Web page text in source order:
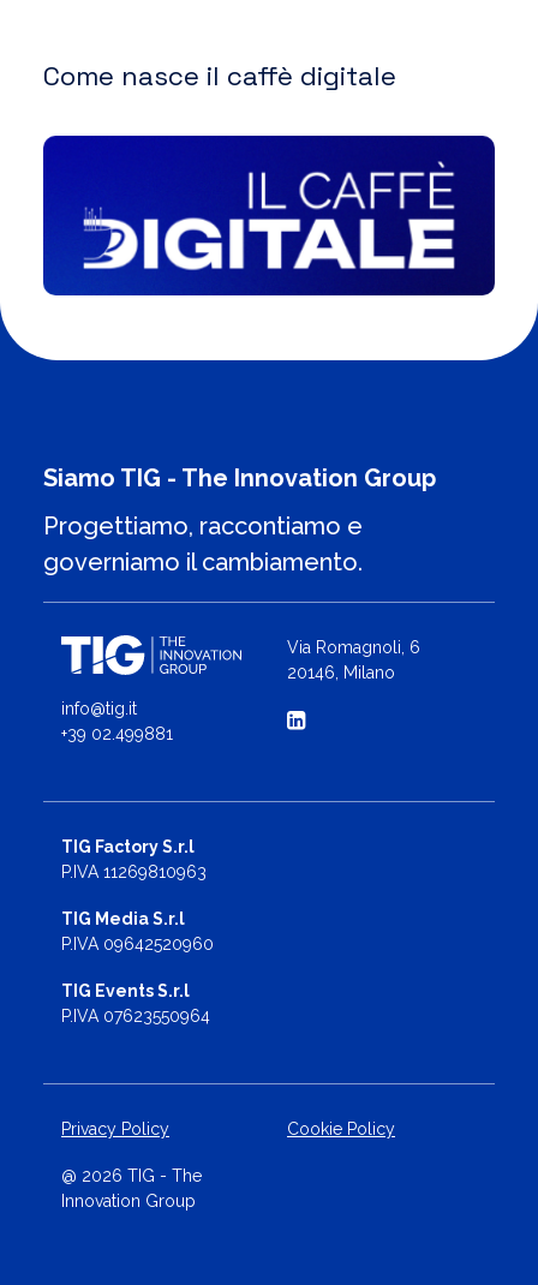
Come nasce il caffè digitale
Siamo TIG - The Innovation Group
Progettiamo, raccontiamo e
governiamo il cambiamento.
info@tig.it
+39 02.499881
Via Romagnoli, 6
20146, Milano
TIG Factory S.r.l
P.IVA 11269810963
TIG Media S.r.l
P.IVA 09642520960
TIG Events S.r.l
P.IVA 07623550964
Privacy Policy Cookie Policy
@ 2026 TIG - The
Innovation Group